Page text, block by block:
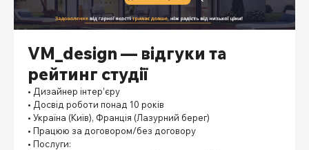
VM_design — відгуки та
рейтинг студії
• Дизайнер інтер’єру
• Досвід роботи понад 10 років
• Україна (Київ), Франція (Лазурний берег)
• Працюю за договором/без договору
• Послуги: